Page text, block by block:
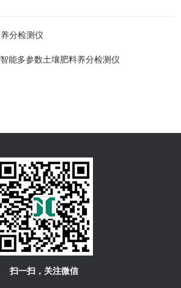
分检测仪
能多参数土壤肥料养分检测仪
扫一扫，关注微信